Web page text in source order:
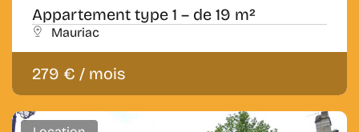
Appartement type 1 – de 19 m²
Mauriac
279 € / mois